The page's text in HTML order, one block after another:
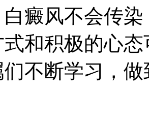
白癜风不会传
和积极的心
不断学习，